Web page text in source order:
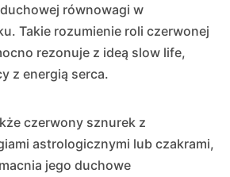
równowagi w
Takie rozumienie roli czerwonej
rezonuje z ideą slow life,
z energią serca.
czerwony sznurek z
astrologicznymi lub czakrami,
jego duchowe